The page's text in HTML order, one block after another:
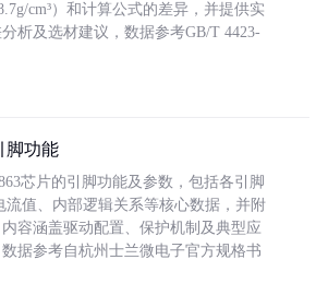
cm³）和计算公式的差异，并提供实
析及选材建议，数据参考GB/T 4423-
脚功能
芯片的引脚功能及参数，包括各引脚
流值、内部逻辑关系等核心数据，并附
容涵盖驱动配置、保护机制及典型应
据参考自杭州士兰微电子官方规格书